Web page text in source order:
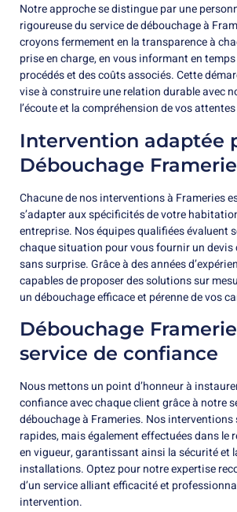
Notre approche se distingue par une
rigoureuse du service de débouchage à
croyons fermement en la transparence à
prise en charge, en vous informant en
procédés et des coûts associés. Cette
vise à construire une relation durable avec
l’écoute et la compréhension de vos
Intervention adaptée
Débouchage
Chacune de nos interventions à Frameries
s’adapter aux spécificités de votre
entreprise. Nos équipes qualifiées évaluent
chaque situation pour vous fournir un devis
sans surprise. Grâce à des années
capables de proposer des solutions sur
un débouchage efficace et pérenne de vos
Débouchage
service de confiance
Nous mettons un point d’honneur à
confiance avec chaque client grâce à notre
débouchage à Frameries. Nos interventions
rapides, mais également effectuées dans le
en vigueur, garantissant ainsi la sécurité et
installations. Optez pour notre expertise
d’un service alliant efficacité et
intervention.